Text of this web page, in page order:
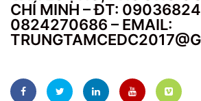
CHÍ MINH – ĐT:
0824270686 – EMAIL: